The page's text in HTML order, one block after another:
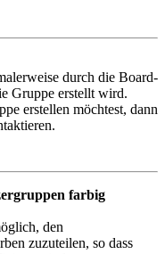
durch die Board-
Gruppe erstellt wird.
erstellen möchtest, dann
farbig
den
zuzuteilen, so dass